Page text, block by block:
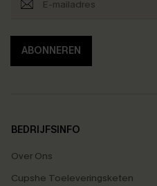
ABONNEREN
BEDRIJFSINFO
Over Ons
Cupshe Toeleveringsketen